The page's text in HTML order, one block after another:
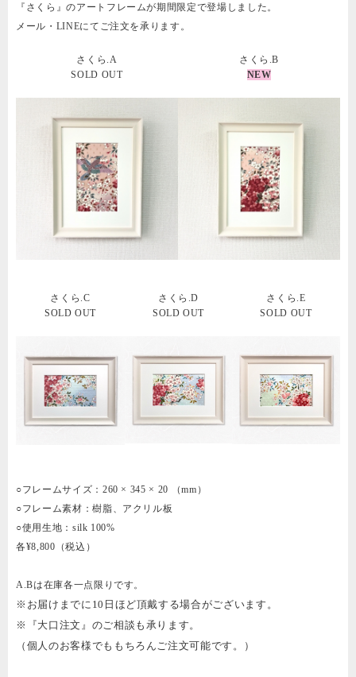
『さくら』のアートフレームが期間限定で登場しました。
メール・LINEにてご注文を承ります。
さくら.A
SOLD OUT
さくら.B
NEW
さくら.C
SOLD OUT
さくら.D
SOLD OUT
さくら.E
SOLD OUT
○フレームサイズ：260 × 345 × 20 （mm）
○フレーム素材：樹脂、アクリル板
○使用生地：silk 100%
各¥8,800（税込）
A.Bは在庫各一点限りです。
※お届けまでに10日ほど頂戴する場合がございます。
※『大口注文』のご相談も承ります。
（個人のお客様でももちろんご注文可能です。）